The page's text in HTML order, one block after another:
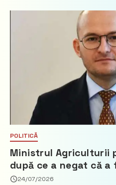
POLITICĂ
Ministrul Agriculturii
după ce a negat că
Partidul Democrat
24/07/2026